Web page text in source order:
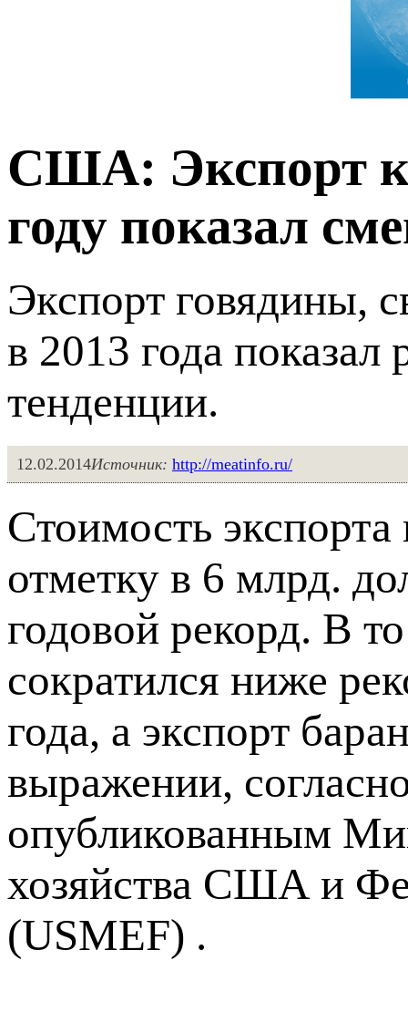
США: Экспорт
году показал
Экспорт говядины,
в 2013 года показал
тенденции.
12.02.2014Источник: http://meatinfo.ru/
Стоимость
отметку в 6 млрд.
годовой рекорд. В
сократился ниже
года, а экспорт
выражении,
опубликованным
хозяйства США и
(USMEF) .